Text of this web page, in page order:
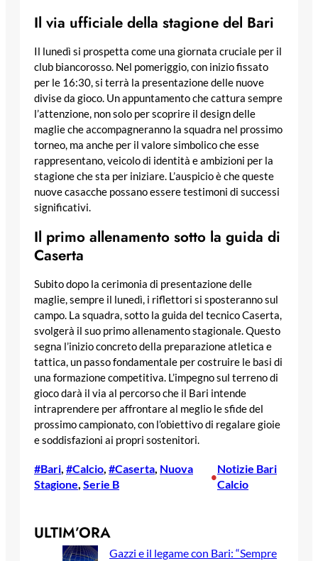
Il via ufficiale della stagione del Bari
Il lunedì si prospetta come una giornata cruciale per il
club biancorosso. Nel pomeriggio, con inizio fissato
per le 16:30, si terrà la presentazione delle nuove
divise da gioco. Un appuntamento che cattura sempre
l’attenzione, non solo per scoprire il design delle
maglie che accompagneranno la squadra nel prossimo
torneo, ma anche per il valore simbolico che esse
rappresentano, veicolo di identità e ambizioni per la
stagione che sta per iniziare. L’auspicio è che queste
nuove casacche possano essere testimoni di successi
significativi.
Il primo allenamento sotto la guida di
Caserta
Subito dopo la cerimonia di presentazione delle
maglie, sempre il lunedì, i riflettori si sposteranno sul
campo. La squadra, sotto la guida del tecnico Caserta,
svolgerà il suo primo allenamento stagionale. Questo
segna l’inizio concreto della preparazione atletica e
tattica, un passo fondamentale per costruire le basi di
una formazione competitiva. L’impegno sul terreno di
gioco darà il via al percorso che il Bari intende
intraprendere per affrontare al meglio le sfide del
prossimo campionato, con l’obiettivo di regalare gioie
e soddisfazioni ai propri sostenitori.
#Bari, #Calcio, #Caserta, Nuova
Stagione, Serie B
•
Notizie Bari
Calcio
ULTIM’ORA
Gazzi e il legame con Bari: “Sempre